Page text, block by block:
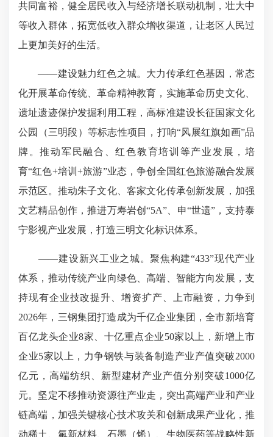
共同富裕，健全居民收入与经济增长联动机制，壮大中
等收入群体，拓宽低收入群众增收渠道，让老区人民过
上更加美好的生活。
——建设魅力红色之城。大力传承红色基因，常态
化开展革命传统、革命精神教育，实施革命历史文化、
遗址遗迹保护发掘利用工程，高标准建设长征国家文化
公园（三明段）等标志性项目，打响“风展红旗如画”品
牌。推动军民融合、红色教育培训等产业发展，培
育“红色+培训+旅游”业态，争创全国红色旅游融合发展
示范区。推动朱子文化、客家文化传承创新发展，加强
文艺精品创作，推进万寿岩创“5A”、申“世遗”，支持泰
宁影视产业发展，打造三明文化标识体系。
——建设新兴工业之城。聚焦构建“433”现代产业
体系，推动传统产业向绿色、高端、智能方向发展，支
持现有企业技改提升、增资扩产、上市融资，力争到
2026年，三钢集团打造成为千亿企业集团，全市新培育
百亿龙头企业8家、十亿重点企业50家以上，新增上市
企业5家以上，力争钢铁与装备制造产业产值突破2000
亿元，高端纺织、新型建材产业产值分别突破1000亿
元。坚定不移推动资源往产业走，突出高端产业和产业
链高端，加强关键核心技术攻关和创新成果产业化，推
动稀土、氟新材料、石墨（烯）、生物医药等战略性新